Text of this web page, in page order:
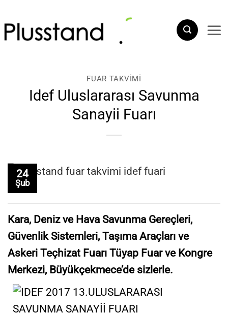
atla
FUAR TAKVIMI
Idef Uluslararası Savunma
Sanayii Fuarı
24
Şub
Kara, Deniz ve Hava Savunma Gereçleri,
Güvenlik Sistemleri, Taşıma Araçları ve
Askeri Teçhizat Fuarı Tüyap Fuar ve Kongre
Merkezi, Büyükçekmece’de sizlerle.